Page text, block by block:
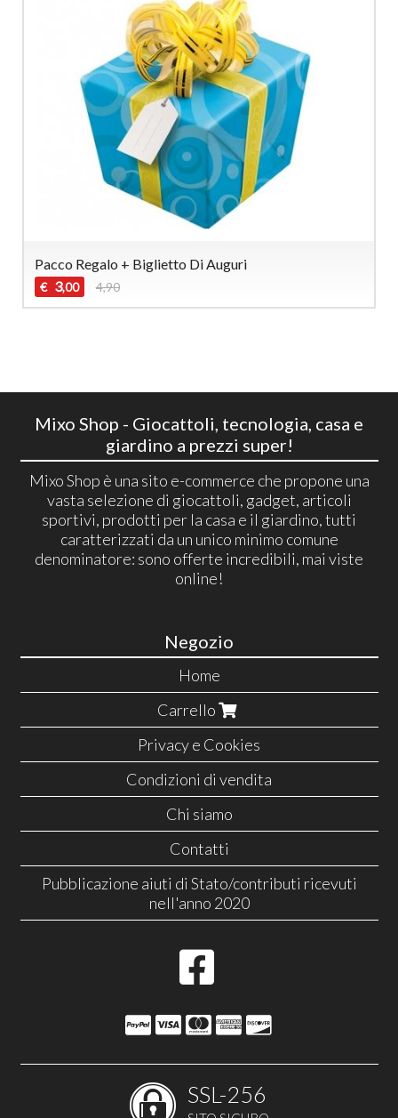
Pacco Regalo + Biglietto Di Auguri
€ 3,00 4,90
Mixo Shop - Giocattoli, tecnologia, casa e
giardino a prezzi super!
Mixo Shop è una sito e-commerce che propone una
vasta selezione di giocattoli, gadget, articoli
sportivi, prodotti per la casa e il giardino, tutti
caratterizzati da un unico minimo comune
denominatore: sono offerte incredibili, mai viste
online!
Negozio
Home
Carrello
Privacy e Cookies
Condizioni di vendita
Chi siamo
Contatti
Pubblicazione aiuti di Stato/contributi ricevuti
nell'anno 2020
SSL-256